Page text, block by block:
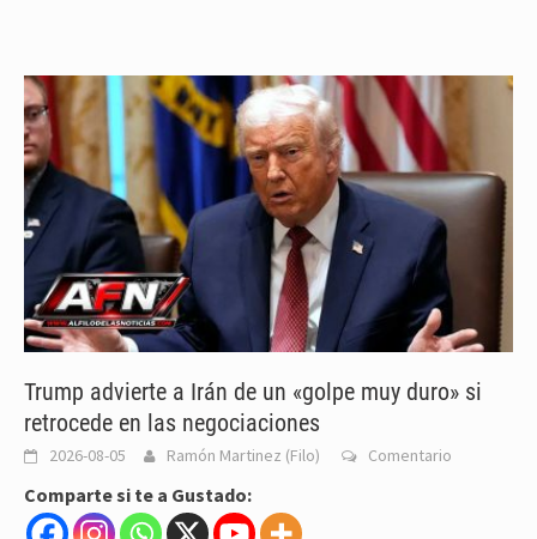
Trump advierte a Irán de un «golpe muy duro» si
retrocede en las negociaciones
2026-08-05 Ramón Martinez (Filo) Comentario
Comparte si te a Gustado: